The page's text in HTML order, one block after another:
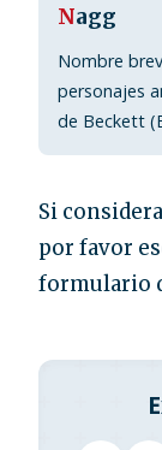
Nagg
Nombre
personajes
de Beckett
Si
por favor
formulario